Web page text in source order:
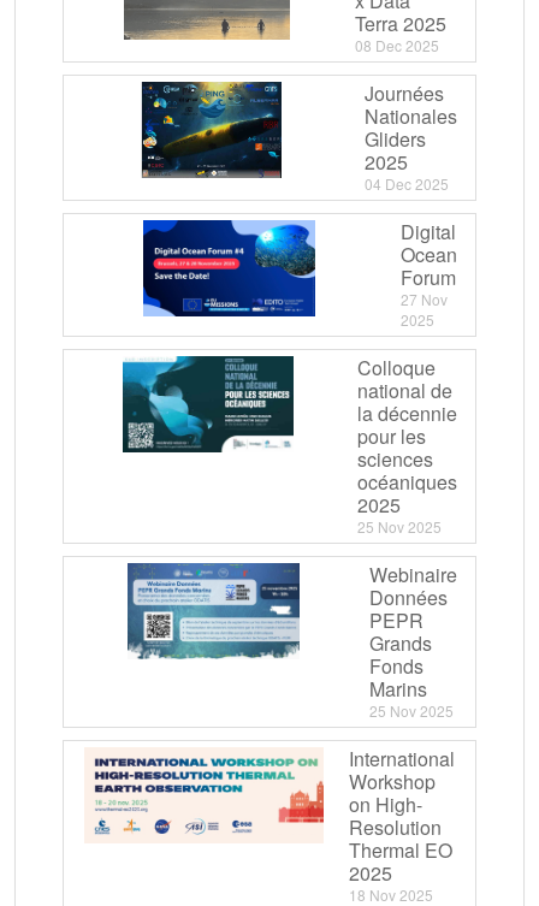
Terra 2025
08 Dec 2025
Journées
Nationales
Gliders
2025
04 Dec 2025
Digital
Ocean
Forum
27 Nov
2025
Colloque
national de
la décennie
pour les
sciences
océaniques
2025
25 Nov 2025
Webinaire
Données
PEPR
Grands
Fonds
Marins
25 Nov 2025
International
Workshop
on High-
Resolution
Thermal EO
2025
18 Nov 2025